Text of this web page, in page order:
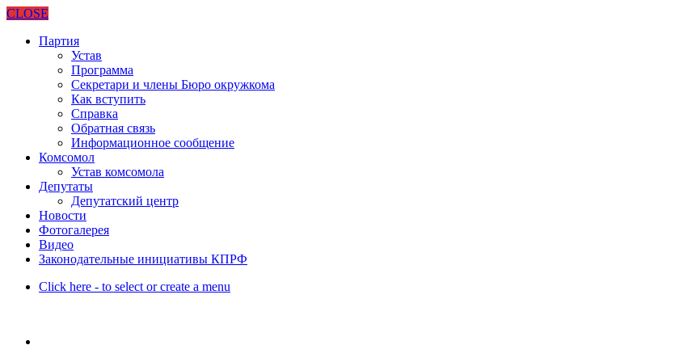
CLOSE
Партия
Устав
Программа
Секретари и члены Бюро окружкома
Как вступить
Справка
Обратная связь
Информационное сообщение
Комсомол
Устав комсомола
Депутаты
Депутатский центр
Новости
Фотогалерея
Видео
Законодательные инициативы КПРФ
Click here - to select or create a menu